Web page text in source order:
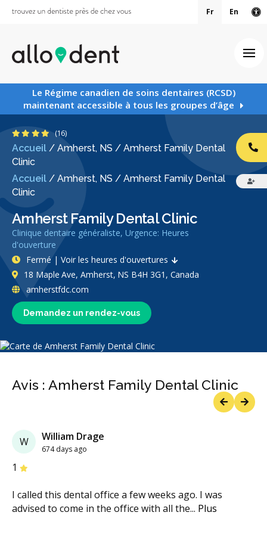
Fr En
Le Régime canadien de soins dentaires (RCSD)
maintenant accessible à tous les groupes d’âge
Accueil / Amherst, NS / Amherst Family Dental
Clinic
Accueil / Amherst, NS / Amherst Family Dental
Clinic
Amherst Family Dental Clinic
Clinique dentaire généraliste, Urgence: Heures
d'ouverture
4.3 étoiles
(16)
Demandez un rendez-vous
Fermé | Voir les heures d'ouvertures
18 Maple Ave, Amherst, NS B4H 3G1, Canada
amherstfdc.com
Avis : Amherst Family Dental Clinic
W William Drage
674 days ago
1 étoiles
I called this dental office a few weeks ago. I was
advised to come in the office with all the... Plus
étoiles
étoiles
étoiles
étoiles